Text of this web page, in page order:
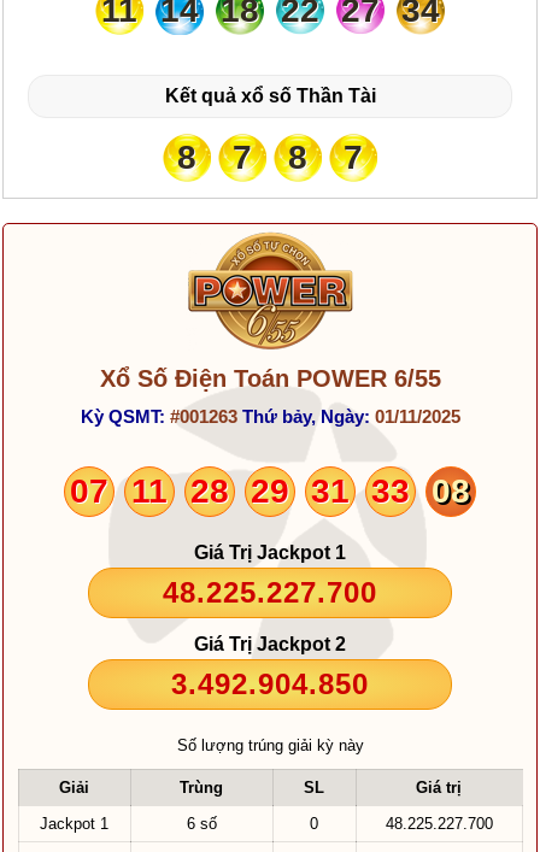
11 14 18 22 27 34
Kết quả xổ số Thần Tài
8 7 8 7
Xổ Số Điện Toán POWER 6/55
Kỳ QSMT: #001263Thứ bảy, Ngày: 01/11/2025
07 11 28 29 31 33 08
Giá Trị Jackpot 1
48.225.227.700
Giá Trị Jackpot 2
3.492.904.850
Số lượng trúng giải kỳ này
Giải Trùng SL
Giá trị
Jackpot 1
6 số 0
48.225.227.700